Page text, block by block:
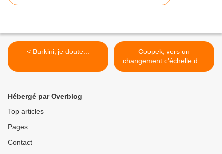
< Burkini, je doute...
Coopek, vers un
changement d'échelle des
monnaies locales ? >
Hébergé par Overblog
Top articles
Pages
Contact